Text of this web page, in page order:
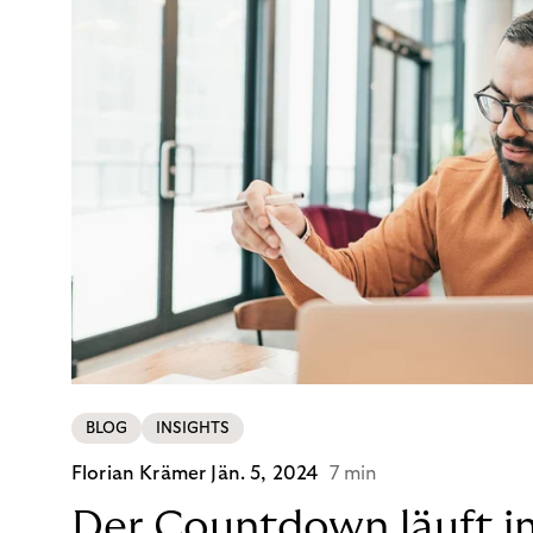
BLOG INSIGHTS
Florian Krämer Jän. 5, 2024 7 min